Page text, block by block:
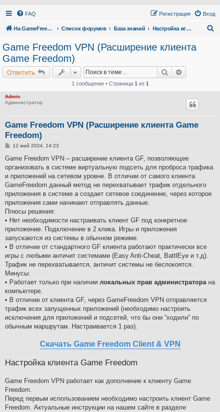
FAQ Вход
Регистрация
На GameFreedom.ru Список форумов База знаний Настройка игр через vpn и прокси (настройки с закрытыми портами)
Game Freedom VPN (Расширение клиента
Game Freedom)
Ответить Поиск
1 сообщение • Страница 1 из 1
Admin
Администратор
Game Freedom VPN (Расширение клиента Game
Freedom)
С
о
щ
е
и
е
12 май 2024, 14:23
Game Freedom VPN – расширение клиента GF, позволяющее
организовать в системе виртуальную подсеть для проброса трафика
и приложений на сетевом уровне. В отличии от самого клиента
GameFreedom данный метод не перехватывает трафик отдельного
приложения в системе а создает сетевое соединение, через которое
приложения сами начинают отправлять данные.
Плюсы решения:
• Нет необходимости настраивать клиент GF под конкретное
приложение. Подключение в 2 клика. Игры и приложения
запускаются из системы в обычном режиме.
• В отличии от стандартного GF клиента работают практически все
игры с любыми античит системами (Easy Anti-Cheat, BattlEye и т.д).
Трафик не перехватывается, античит системы не беспокоятся.
Минусы:
• Работает только при наличии локальных прав администраторана
компьютере.
• В отличии от клиента GF, через GameFreedom VPN отправляется
трафик всех запущенных приложений (необходимо настроить
исключения для приложений и подсетей, что бы они “ходили” по
обычным маршрутам. Настраивается 1 раз).
Скачать Game Freedom Client & VPN
Настройка клиента Game Freedom
Game Freedom VPN работает как дополнение к клиенту Game
Freedom.
Перед первым использованием необходимо настроить клиент Game
Freedom. Актуальные инструкции на нашем сайте в разделе